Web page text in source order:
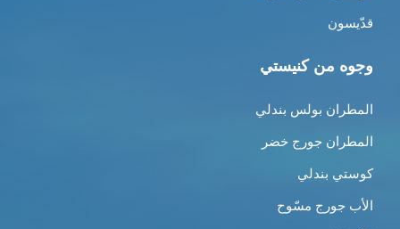
قدّيسون
وجوه من كنيستي
المطران بولس بندلي
المطران جورج خضر
كوستي بندلي
الأب جورج مسّوح